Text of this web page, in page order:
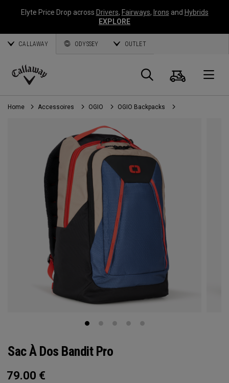
Elyte Price Drop across Drivers, Fairways, Irons and Hybrids
EXPLORE
CALLAWAY ODYSSEY OUTLET
Callaway
Golf
Panier
Home Accessoires OGIO OGIO Backpacks
Sac À Dos Bandit Pro
79.00 €